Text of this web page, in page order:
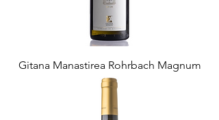
Gitana Manastirea Rohrbach Magnum